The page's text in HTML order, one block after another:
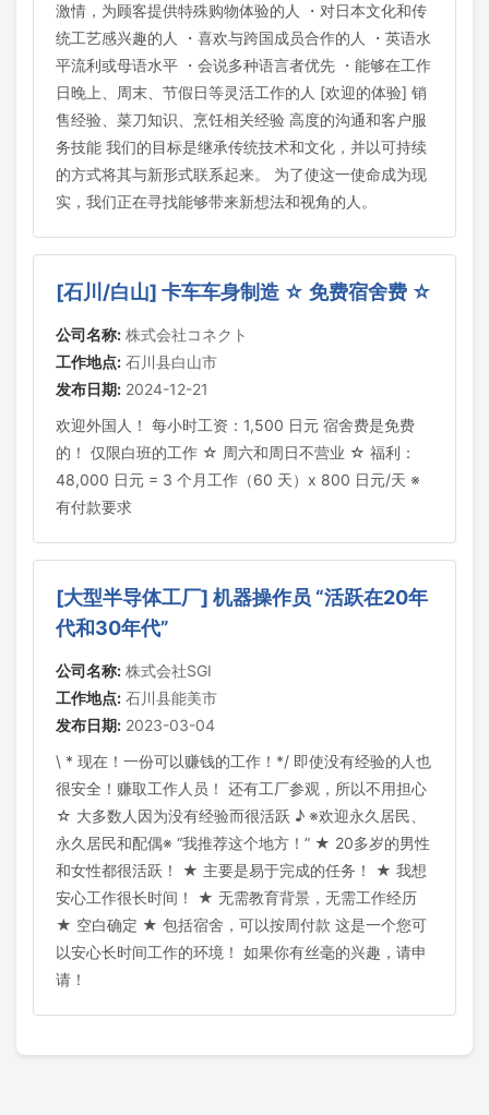
激情，为顾客提供特殊购物体验的人 ・对日本文化和传
统工艺感兴趣的人 ・喜欢与跨国成员合作的人 ・英语水
平流利或母语水平 ・会说多种语言者优先 ・能够在工作
日晚上、周末、节假日等灵活工作的人 [欢迎的体验] 销
售经验、菜刀知识、烹饪相关经验 高度的沟通和客户服
务技能 我们的目标是继承传统技术和文化，并以可持续
的方式将其与新形式联系起来。 为了使这一使命成为现
实，我们正在寻找能够带来新想法和视角的人。
[石川/白山] 卡车车身制造 ☆ 免费宿舍费 ☆
公司名称: 株式会社コネクト
工作地点: 石川县白山市
发布日期: 2024-12-21
欢迎外国人！ 每小时工资：1,500 日元 宿舍费是免费
的！ 仅限白班的工作 ☆ 周六和周日不营业 ☆ 福利：
48,000 日元 = 3 个月工作（60 天）x 800 日元/天 ※
有付款要求
[大型半导体工厂] 机器操作员 “活跃在20年
代和30年代”
公司名称: 株式会社SGI
工作地点: 石川县能美市
发布日期: 2023-03-04
\ * 现在！一份可以赚钱的工作！*/ 即使没有经验的人也
很安全！赚取工作人员！ 还有工厂参观，所以不用担心
☆ 大多数人因为没有经验而很活跃 ♪ ※欢迎永久居民、
永久居民和配偶※ “我推荐这个地方！” ★ 20多岁的男性
和女性都很活跃！ ★ 主要是易于完成的任务！ ★ 我想
安心工作很长时间！ ★ 无需教育背景，无需工作经历
★ 空白确定 ★ 包括宿舍，可以按周付款 这是一个您可
以安心长时间工作的环境！ 如果你有丝毫的兴趣，请申
请！